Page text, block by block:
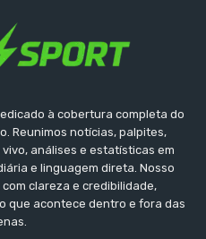
à cobertura completa do
Reunimos notícias, palpites,
análises e estatísticas em
e linguagem direta. Nosso
clareza e credibilidade,
que acontece dentro e fora das